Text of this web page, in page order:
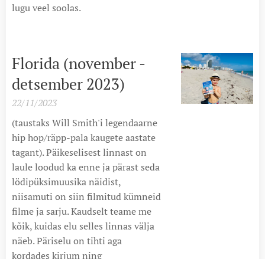
lugu veel soolas.
Florida (november -
detsember 2023)
22/11/2023
(taustaks Will Smith'i legendaarne
hip hop/räpp-pala kaugete aastate
tagant). Päikeselisest linnast on
laule loodud ka enne ja pärast seda
lödipüksimuusika näidist,
niisamuti on siin filmitud kümneid
filme ja sarju. Kaudselt teame me
kõik, kuidas elu selles linnas välja
näeb. Päriselu on tihti aga
kordades kirjum ning